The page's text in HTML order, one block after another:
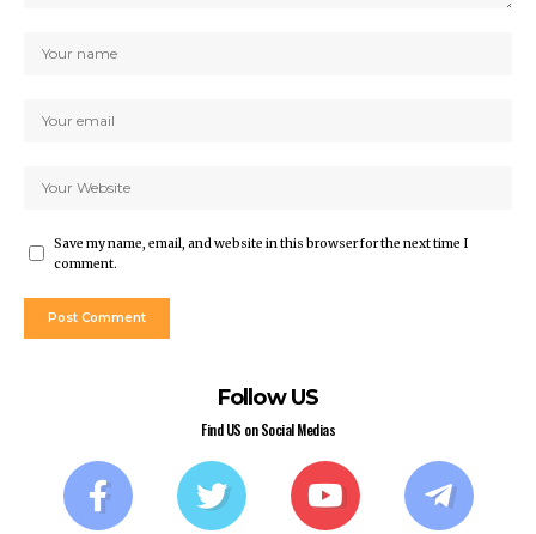
Save my name, email, and website in this browser for the next time I
comment.
Follow US
Find US on Social Medias